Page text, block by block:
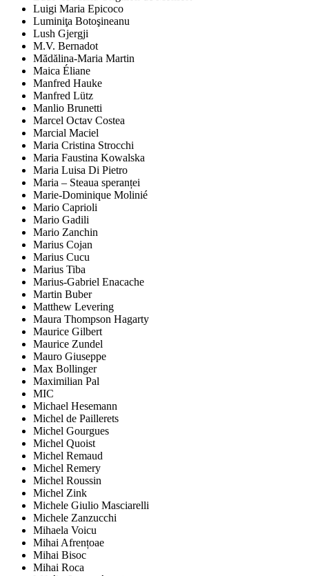
Luigi Maria Epicoco
Luminiţa Botoşineanu
Lush Gjergji
M.V. Bernadot
Mădălina-Maria Martin
Maica Éliane
Manfred Hauke
Manfred Lütz
Manlio Brunetti
Marcel Octav Costea
Marcial Maciel
Maria Cristina Strocchi
Maria Faustina Kowalska
Maria Luisa Di Pietro
Maria – Steaua speranței
Marie-Dominique Molinié
Mario Caprioli
Mario Gadili
Mario Zanchin
Marius Cojan
Marius Cucu
Marius Tiba
Marius-Gabriel Enacache
Martin Buber
Matthew Levering
Maura Thompson Hagarty
Maurice Gilbert
Maurice Zundel
Mauro Giuseppe
Max Bollinger
Maximilian Pal
MIC
Michael Hesemann
Michel de Paillerets
Michel Gourgues
Michel Quoist
Michel Remaud
Michel Remery
Michel Roussin
Michel Zink
Michele Giulio Masciarelli
Michele Zanzucchi
Mihaela Voicu
Mihai Afrențoae
Mihai Bisoc
Mihai Roca